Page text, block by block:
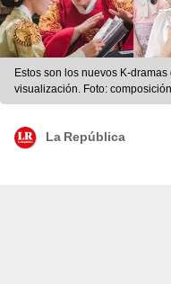
Estos son los nuevos K-
visualización. Foto:
La República